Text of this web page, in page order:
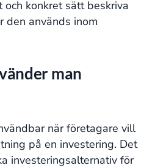
konkret sätt beskriva
den används inom
man
när företagare vill
på en investering. Det
investeringsalternativ för